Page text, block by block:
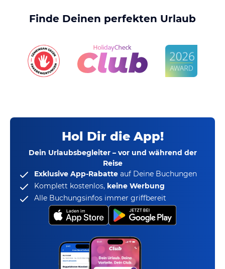
Finde Deinen perfekten Urlaub
Hol Dir die App!
Dein Urlaubsbegleiter – vor und während der
Reise
Exklusive App-Rabatte auf Deine Buchungen
Komplett kostenlos, keine Werbung
Alle Buchungsinfos immer griffbereit